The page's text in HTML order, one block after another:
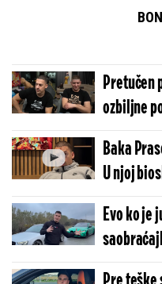
Pretučen
ozbiljne
(FOTO)
Baka
U njoj
(VIDEO)
Evo ko je
delio